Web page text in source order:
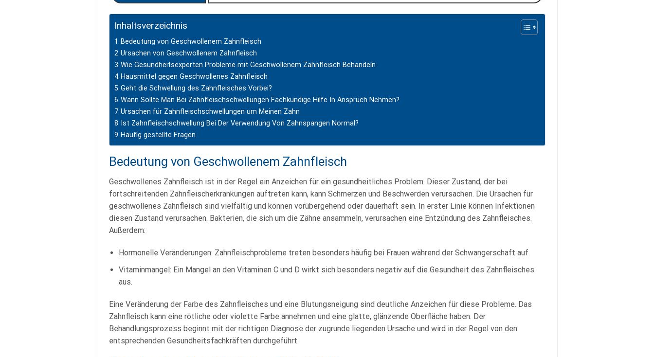
Inhaltsverzeichnis
Bedeutung von Geschwollenem Zahnfleisch
Ursachen von Geschwollenem Zahnfleisch
Wie Gesundheitsexperten Probleme mit Geschwollenem Zahnfleisch Behandeln
Hausmittel gegen Geschwollenes Zahnfleisch
Geht die Schwellung des Zahnfleisches Vorbei?
Wann Sollte Man Bei Zahnfleischschwellungen Fachkundige Hilfe In Anspruch Nehmen?
Ursachen für Zahnfleischschwellungen um Meinen Zahn
Ist Zahnfleischschwellung Bei Der Verwendung Von Zahnspangen Normal?
Häufig gestellte Fragen
Bedeutung von Geschwollenem Zahnfleisch
Geschwollenes Zahnfleisch ist in der Regel ein Anzeichen für ein gesundheitliches Problem. Dieser Zustand, der bei
fortschreitenden Zahnfleischerkrankungen auftreten kann, kann Schmerzen und Beschwerden verursachen. Die Ursachen für
geschwollenes Zahnfleisch sind vielfältig und können vorübergehend oder dauerhaft sein. In erster Linie können Infektionen
diesen Zustand verursachen. Bakterien, die sich um die Zähne ansammeln, verursachen eine Entzündung des Zahnfleisches.
Außerdem:
Hormonelle Veränderungen: Zahnfleischprobleme treten besonders häufig bei Frauen während der Schwangerschaft auf.
Vitaminmangel: Ein Mangel an den Vitaminen C und D wirkt sich besonders negativ auf die Gesundheit des Zahnfleisches
aus.
Eine Veränderung der Farbe des Zahnfleisches und eine Blutungsneigung sind deutliche Anzeichen für diese Probleme. Das
Zahnfleisch kann eine rötliche oder violette Farbe annehmen und eine glatte, glänzende Oberfläche haben. Der
Behandlungsprozess beginnt mit der richtigen Diagnose der zugrunde liegenden Ursache und wird in der Regel von den
entsprechenden Gesundheitsfachkräften durchgeführt.